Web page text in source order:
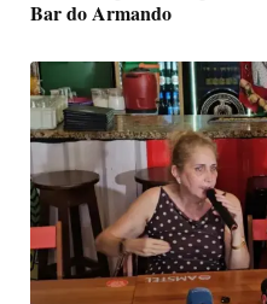
Bar do Armando